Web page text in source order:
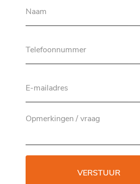
VERSTUUR